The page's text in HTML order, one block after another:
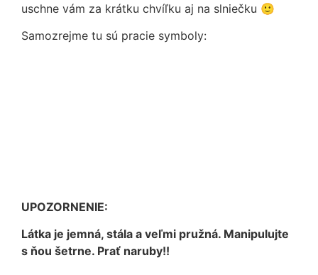
uschne vám za krátku chvíľku aj na slniečku 🙂
Samozrejme tu sú pracie symboly:
UPOZORNENIE:
Látka je jemná, stála a veľmi pružná. Manipulujte
s ňou šetrne. Prať naruby!!